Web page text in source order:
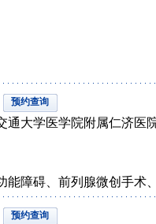
预约查询
通大学医学院附属仁济医
能障碍、前列腺微创手术
预约查询